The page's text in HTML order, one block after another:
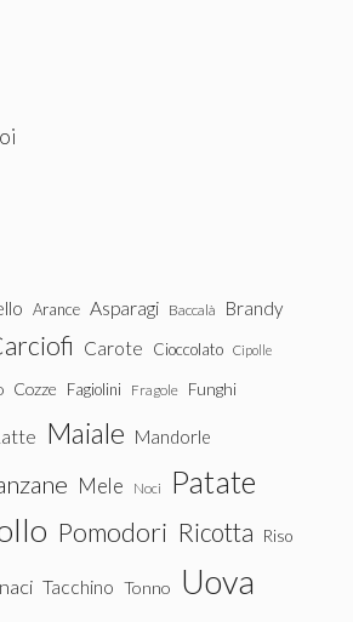
Arance Asparagi Baccalà Brandy
Carote Cioccolato Cipolle
Cozze Fagiolini Fragole Funghi
Maiale Mandorle
Mele Noci Patate
Pomodori Ricotta Riso
Tacchino Tonno Uova